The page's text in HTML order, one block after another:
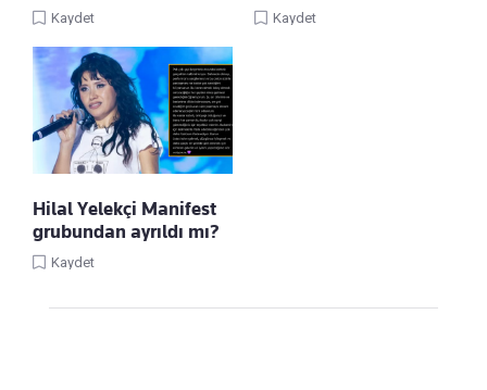
Kaydet Kaydet
Hilal Yelekçi Manifest
grubundan ayrıldı mı?
Kaydet